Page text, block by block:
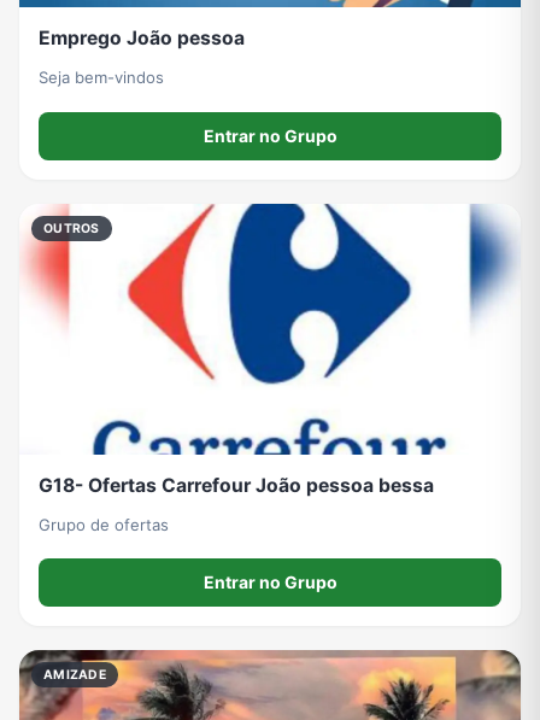
Emprego João pessoa
Seja bem-vindos
Entrar no Grupo
OUTROS
G18- Ofertas Carrefour João pessoa bessa
Grupo de ofertas
Entrar no Grupo
AMIZADE